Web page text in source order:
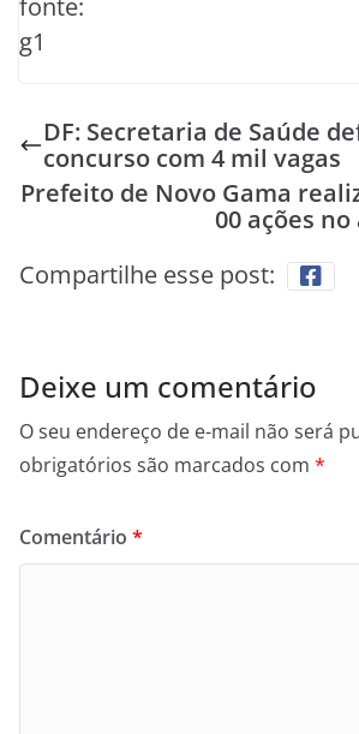
fonte:
g1
DF: Secretaria de Saúde
concurso com 4 mil vagas
Prefeito de Novo Gama
00 ações
Compartilhe esse post:
Deixe um comentário
O seu endereço de e-mail não será
obrigatórios são marcados com *
Comentário *